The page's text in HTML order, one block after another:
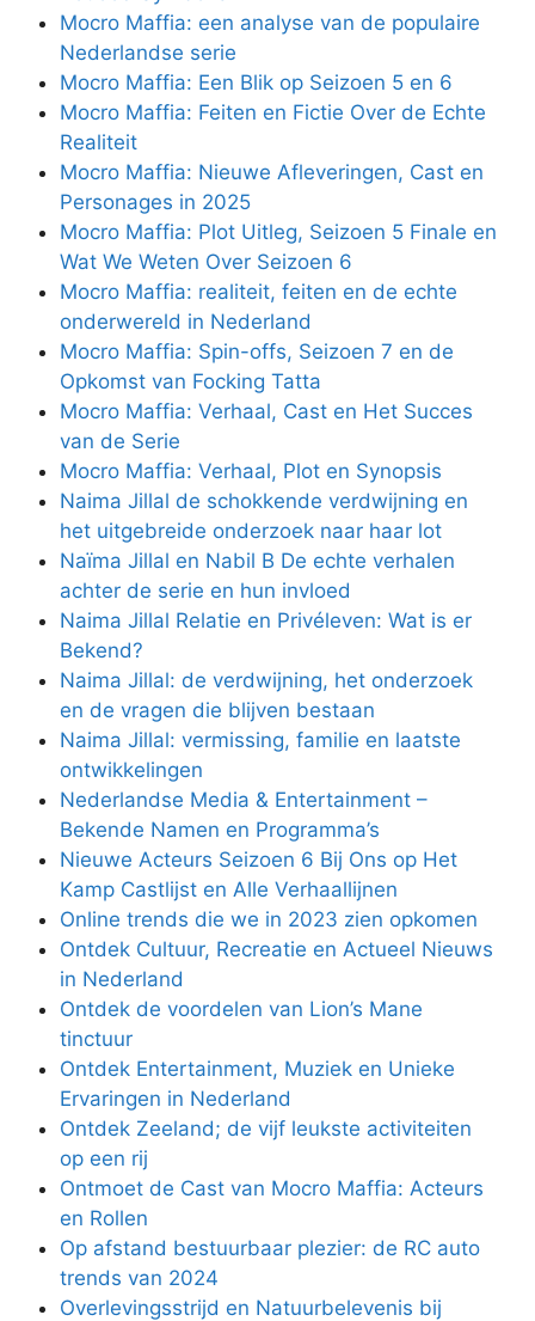
Mocro Maffia: een analyse van de populaire
Nederlandse serie
Mocro Maffia: Een Blik op Seizoen 5 en 6
Mocro Maffia: Feiten en Fictie Over de Echte
Realiteit
Mocro Maffia: Nieuwe Afleveringen, Cast en
Personages in 2025
Mocro Maffia: Plot Uitleg, Seizoen 5 Finale en
Wat We Weten Over Seizoen 6
Mocro Maffia: realiteit, feiten en de echte
onderwereld in Nederland
Mocro Maffia: Spin-offs, Seizoen 7 en de
Opkomst van Focking Tatta
Mocro Maffia: Verhaal, Cast en Het Succes
van de Serie
Mocro Maffia: Verhaal, Plot en Synopsis
Naima Jillal de schokkende verdwijning en
het uitgebreide onderzoek naar haar lot
Naïma Jillal en Nabil B De echte verhalen
achter de serie en hun invloed
Naima Jillal Relatie en Privéleven: Wat is er
Bekend?
Naima Jillal: de verdwijning, het onderzoek
en de vragen die blijven bestaan
Naima Jillal: vermissing, familie en laatste
ontwikkelingen
Nederlandse Media & Entertainment –
Bekende Namen en Programma’s
Nieuwe Acteurs Seizoen 6 Bij Ons op Het
Kamp Castlijst en Alle Verhaallijnen
Online trends die we in 2023 zien opkomen
Ontdek Cultuur, Recreatie en Actueel Nieuws
in Nederland
Ontdek de voordelen van Lion’s Mane
tinctuur
Ontdek Entertainment, Muziek en Unieke
Ervaringen in Nederland
Ontdek Zeeland; de vijf leukste activiteiten
op een rij
Ontmoet de Cast van Mocro Maffia: Acteurs
en Rollen
Op afstand bestuurbaar plezier: de RC auto
trends van 2024
Overlevingsstrijd en Natuurbelevenis bij